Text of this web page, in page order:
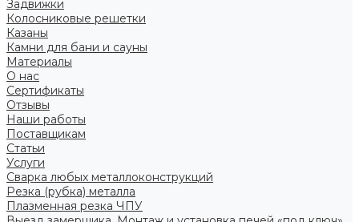
Задвижки
Колосниковые решетки
Казаны
Камни для бани и сауны
Материалы
О нас
Сертификаты
Отзывы
Наши работы
Поставщикам
Статьи
Услуги
Сварка любых металлоконструкций
Резка (рубка) металла
Плазменная резка ЧПУ